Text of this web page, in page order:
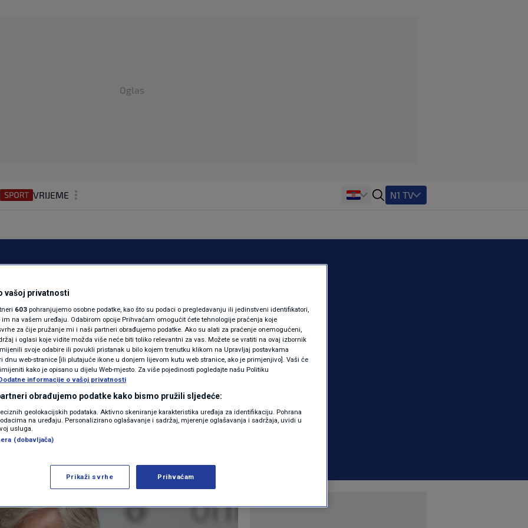
Oglas
VRIJEME
REGIJA
MAGAZIN
KOLUMNE
N1(DIS)INFO
KLIMATSKE PROMJENE
FOTO
VIDEO
N1 TV
zaustaviti
ga je
12:16 VIJESTI | 0 komentara
Više
vašoj privatnosti
603 pohranjujemo osobne podatke, kao što su podaci o pregledavanju ili jedinstveni identifikatori,
na vašem uređaju. Odabirom opcije Prihvaćam omogućit ćete tehnologije praćenja koje
za čije pružanje mi i naši partneri obrađujemo podatke. Ako su alati za praćenje onemogućeni,
i oglasi koje vidite možda više neće biti toliko relevantni za vas. Možete se vratiti na ovaj izbornik
svoje odabire ili povukli pristanak u bilo kojem trenutku klikom na Upravljaj postavkama
dnu web-stranice [ili plutajuće ikone u donjem lijevom kutu web stranice, ako je primjenjivo]. Vaši će
kako je opisano u dijelu Web-mjesto. Za više pojedinosti pogledajte našu Politiku
informacije o vašoj privatnosti
obrađujemo podatke kako bismo pružili sljedeće:
geolokacijskih podataka. Aktivno skeniranje karakteristika uređaja za identifikaciju. Pohrana
na uređaju. Personalizirano oglašavanje i sadržaj, mjerenje oglašavanja i sadržaja, uvidi u
usluga.
(dobavljača)
Prikaži svrhe Prihvaćam